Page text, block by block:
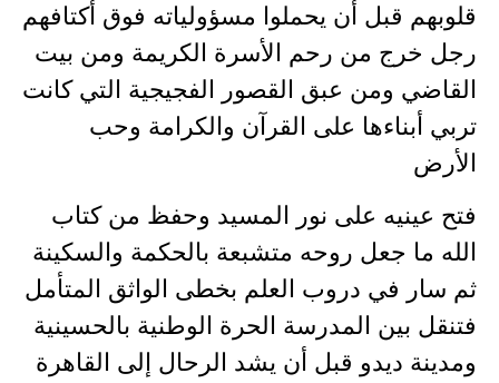
قلوبهم قبل أن يحملوا مسؤولياته فوق أكتافهم
رجل خرج من رحم الأسرة الكريمة ومن بيت
القاضي ومن عبق القصور الفجيجية التي كانت
تربي أبناءها على القرآن والكرامة وحب
الأرض
فتح عينيه على نور المسيد وحفظ من كتاب
الله ما جعل روحه متشبعة بالحكمة والسكينة
ثم سار في دروب العلم بخطى الواثق المتأمل
فتنقل بين المدرسة الحرة الوطنية بالحسينية
ومدينة ديدو قبل أن يشد الرحال إلى القاهرة